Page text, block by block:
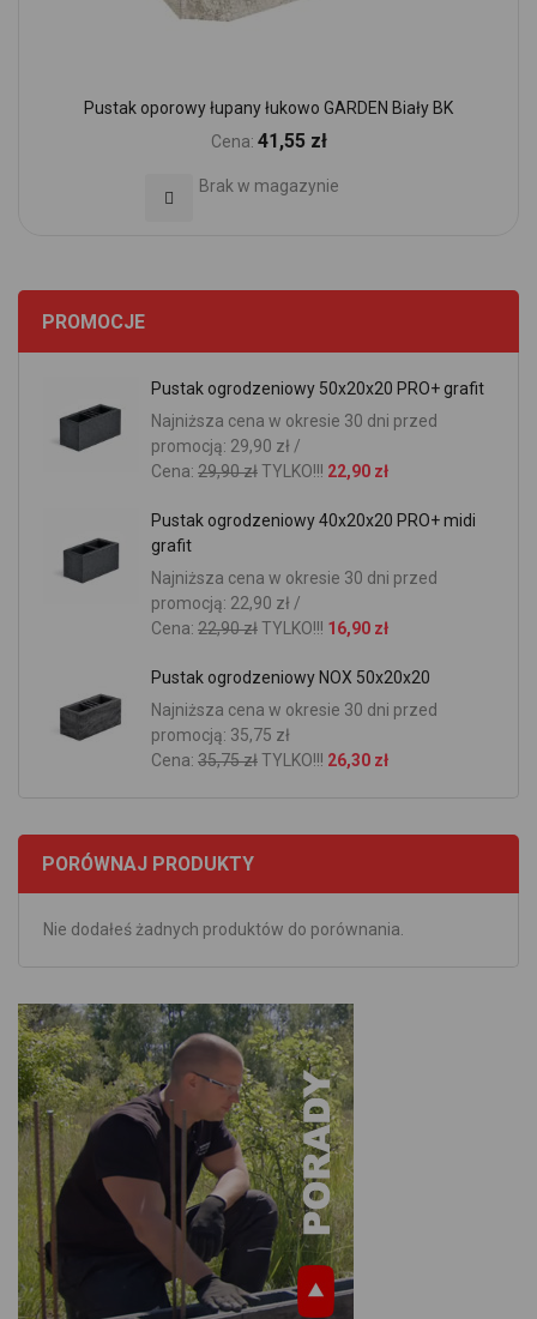
Pustak oporowy łupany łukowo GARDEN Biały BK
Cena: 41,55 zł
Brak w magazynie
Dodaj do Ulubionych
PROMOCJE
Pustak ogrodzeniowy 50x20x20 PRO+ grafit
Najniższa cena w okresie 30 dni przed
promocją: 29,90 zł /
Cena: 29,90 złTYLKO!!! 22,90 zł
Pustak ogrodzeniowy 40x20x20 PRO+ midi
grafit
Najniższa cena w okresie 30 dni przed
promocją: 22,90 zł /
Cena: 22,90 złTYLKO!!! 16,90 zł
Pustak ogrodzeniowy NOX 50x20x20
Najniższa cena w okresie 30 dni przed
promocją: 35,75 zł
Cena: 35,75 złTYLKO!!! 26,30 zł
PORÓWNAJ PRODUKTY
Nie dodałeś żadnych produktów do porównania.